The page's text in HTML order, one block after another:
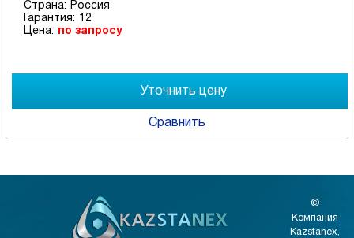
Страна:
Россия
Гарантия:
12
Цена:
по запросу
Сравнить
©
Компания
Kazstanex,